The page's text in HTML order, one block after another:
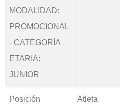
MODALIDAD:
PROMOCIONAL
- CATEGORÍA
ETARIA:
JUNIOR
Posición Atleta